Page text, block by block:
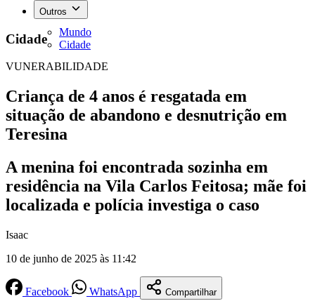
Outros
Mundo
Cidade
Cidade
VUNERABILIDADE
Criança de 4 anos é resgatada em
situação de abandono e desnutrição em
Teresina
A menina foi encontrada sozinha em
residência na Vila Carlos Feitosa; mãe foi
localizada e polícia investiga o caso
Isaac
10 de junho de 2025 às 11:42
Facebook WhatsApp Compartilhar